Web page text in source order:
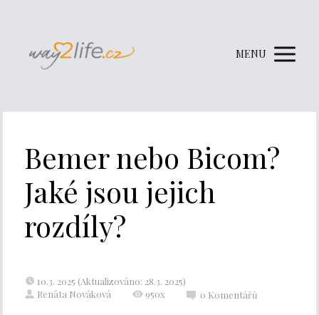
MENU
Bemer nebo Bicom?
Jaké jsou jejich
rozdíly?
10.3. 2025 (Aktualizováno: 28.3. 2025)
Renáta Nováková
950x 0 Komentářů